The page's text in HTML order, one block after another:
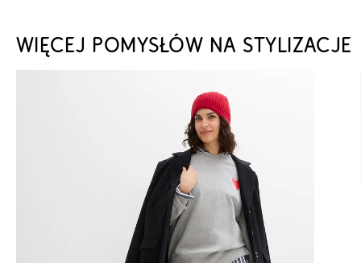
WIĘCEJ POMYSŁÓW NA STYLIZACJE